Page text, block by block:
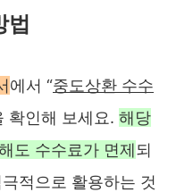
법
에서 “중도상환 수수
확인해 보세요. 해당
도 수수료가 면제되
적으로 활용하는 것